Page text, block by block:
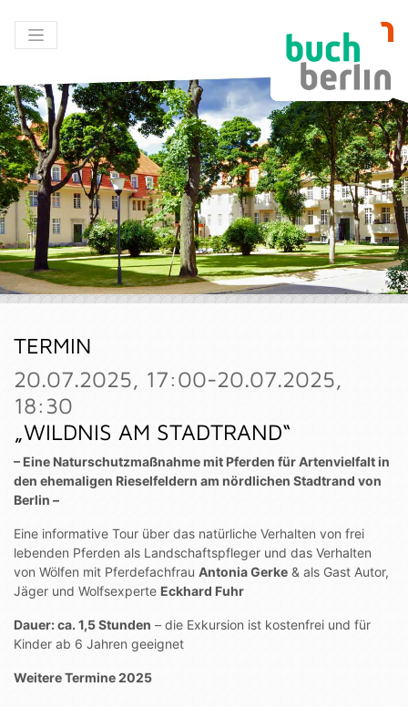
TERMIN
20.07.2025, 17:00-20.07.2025,
18:30
„WILDNIS AM STADTRAND“
– Eine Naturschutzmaßnahme mit Pferden für Artenvielfalt in
den ehemaligen Rieselfeldern am nördlichen Stadtrand von
Berlin –
Eine informative Tour über das natürliche Verhalten von frei
lebenden Pferden als Landschaftspfleger und das Verhalten
von Wölfen mit Pferdefachfrau Antonia Gerke & als Gast Autor,
Jäger und Wolfsexperte Eckhard Fuhr
Dauer: ca. 1,5 Stunden – die Exkursion ist kostenfrei und für
Kinder ab 6 Jahren geeignet
Weitere Termine 2025